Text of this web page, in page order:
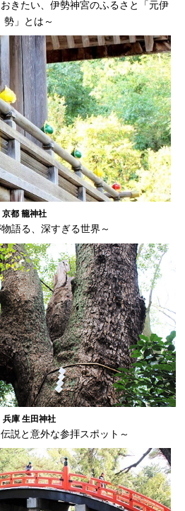
きたい、伊勢神宮のふるさと「元伊
勢」とは～
京都 籠神社
語る、深すぎる世界～
兵庫 生田神社
説と意外な参拝スポット～